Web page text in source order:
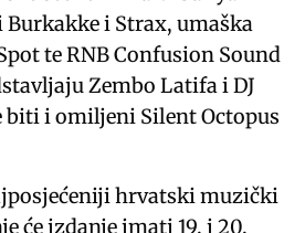
Burkakke i Strax, umaška
te RNB Confusion Sound
Zembo Latifa i DJ
biti i omiljeni Silent Octopus
hrvatski muzički
će izdanje imati 19. i 20.